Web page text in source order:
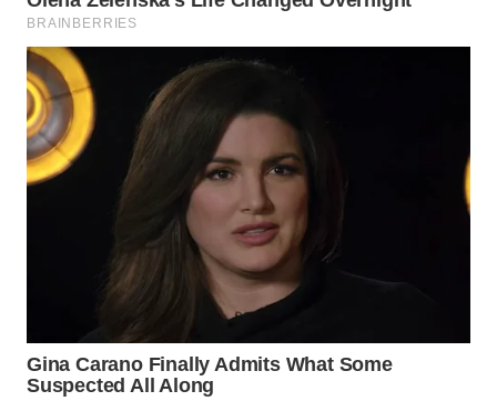
WAHANA
SPORT
WAHANA
UMKM
WAHANA
OTOMOTIF